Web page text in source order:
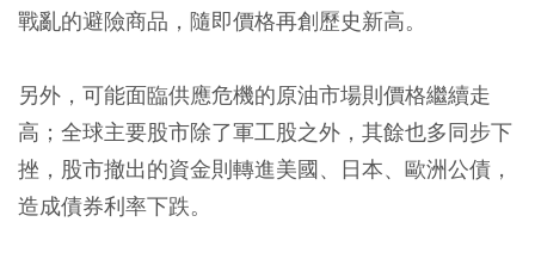
戰亂的避險商品，隨即價格再創歷史新高。
另外，可能面臨供應危機的原油市場則價格繼續走
高；全球主要股市除了軍工股之外，其餘也多同步下
挫，股市撤出的資金則轉進美國、日本、歐洲公債，
造成債券利率下跌。